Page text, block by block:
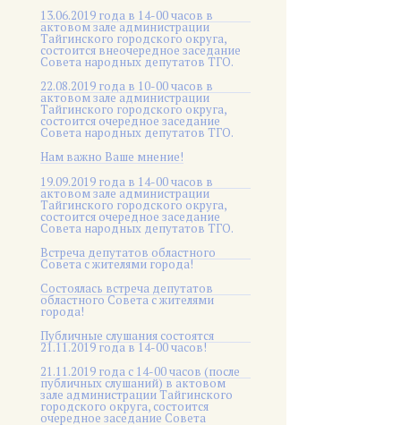
13.06.2019 года в 14-00 часов в
актовом зале администрации
Тайгинского городского округа,
состоится внеочередное заседание
Совета народных депутатов ТГО.
22.08.2019 года в 10-00 часов в
актовом зале администрации
Тайгинского городского округа,
состоится очередное заседание
Совета народных депутатов ТГО.
Нам важно Ваше мнение!
19.09.2019 года в 14-00 часов в
актовом зале администрации
Тайгинского городского округа,
состоится очередное заседание
Совета народных депутатов ТГО.
Встреча депутатов областного
Совета с жителями города!
Состоялась встреча депутатов
областного Совета с жителями
города!
Публичные слушания состоятся
21.11.2019 года в 14-00 часов!
21.11.2019 года с 14-00 часов (после
публичных слушаний) в актовом
зале администрации Тайгинского
городского округа, состоится
очередное заседание Совета